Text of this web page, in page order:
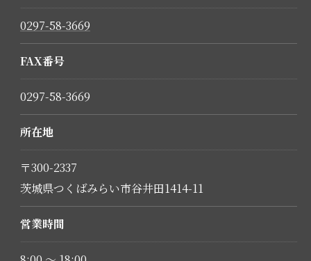
0297-58-3669
FAX番号
0297-58-3669
所在地
〒300-2337
茨城県つくばみらい市谷井田1414-11
営業時間